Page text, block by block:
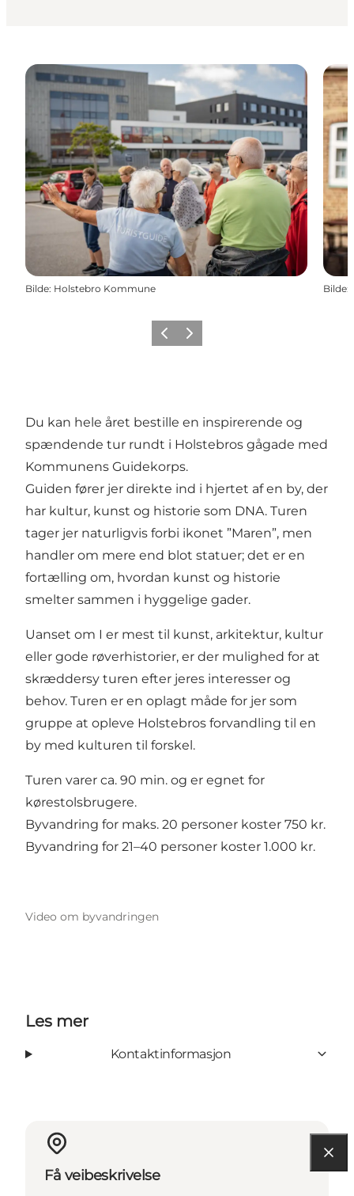
Bilde: Holstebro Kommune Bilde:
ForrigeNeste
Du kan hele året bestille en inspirerende og
spændende tur rundt i Holstebros gågade med
Kommunens Guidekorps.
Guiden fører jer direkte ind i hjertet af en by, der
har kultur, kunst og historie som DNA. Turen
tager jer naturligvis forbi ikonet ”Maren”, men
handler om mere end blot statuer; det er en
fortælling om, hvordan kunst og historie
smelter sammen i hyggelige gader.
Uanset om I er mest til kunst, arkitektur, kultur
eller gode røverhistorier, er der mulighed for at
skræddersy turen efter jeres interesser og
behov. Turen er en oplagt måde for jer som
gruppe at opleve Holstebros forvandling til en
by med kulturen til forskel.
Turen varer ca. 90 min. og er egnet for
kørestolsbrugere.
Byvandring for maks. 20 personer koster 750 kr.
Byvandring for 21–40 personer koster 1.000 kr.
Video om byvandringen
Les mer
Kontaktinformasjon
Få veibeskrivelse